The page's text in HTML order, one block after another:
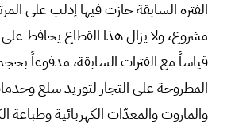
مشروع، ولا يزال هذا القطاع يحافظ
قياساً مع الفترات السابقة، مدفوعاً
المطروحة على التجار لتوريد سلع
والمازوت والمعدّات الكهربائية وطباعة